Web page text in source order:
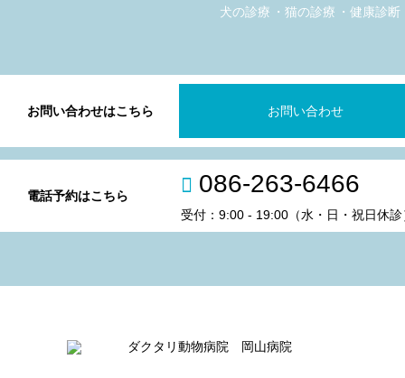
犬の診療 猫の診療 健康診断
お問い合わせはこちら お問い合わせ
電話予約はこちら 086-263-6466
受付：9:00 - 19:00（水・日・祝日休診